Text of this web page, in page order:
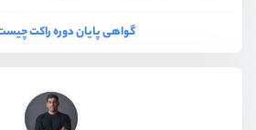
گواهی پایان دوره راکت